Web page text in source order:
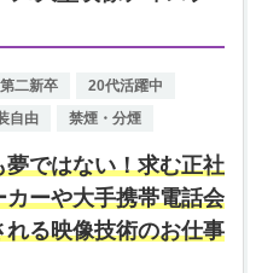
二新卒
20代活躍中
自由 禁煙・分煙
ではない！求む正社
ーや大手携帯電話会
る映像技術のお仕事